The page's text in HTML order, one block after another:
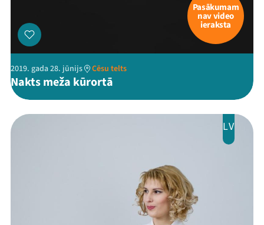
Pasākumam
nav video
ieraksta
2019. gada 28. jūnijs Cēsu telts
Nakts meža kūrortā
LV